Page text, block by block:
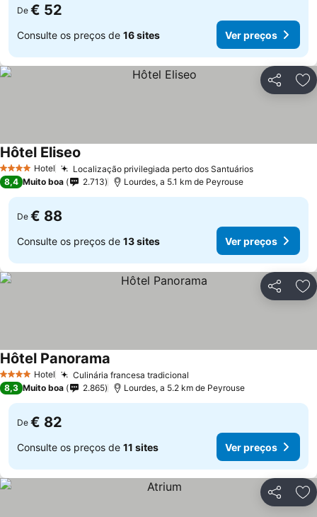
De € 52
Consulte os preços de 16 sites Ver preços
Partilhar
4 EstrelasHotel Localização privilegiada perto dos Santuários
Hôtel Eliseo
8,4 Muito boa 2.713 Lourdes, a 5.1 km de Peyrouse
De € 88
Consulte os preços de 13 sites Ver preços
Partilhar
4 EstrelasHotel Culinária francesa tradicional
Hôtel Panorama
8,3 Muito boa 2.865 Lourdes, a 5.2 km de Peyrouse
De € 82
Consulte os preços de 11 sites Ver preços
Partilhar